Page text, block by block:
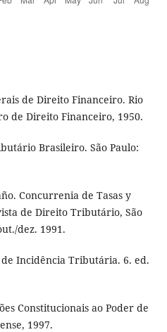
de Direito Financeiro. Rio
de Direito Financeiro, 1950.
Brasileiro. São Paulo:
Concurrenia de Tasas y
de Direito Tributário, São
dez. 1991.
Incidência Tributária. 6. ed.
Constitucionais ao Poder de
1997.